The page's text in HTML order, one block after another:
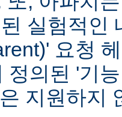
실험적인
요청
정의된 '기
지원하지